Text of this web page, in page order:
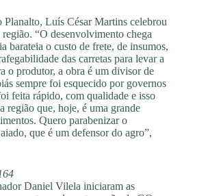
Luís César Martins celebrou
“O desenvolvimento chega
barateia o custo de frete, de insumos,
das carretas para levar a
o produtor, a obra é um divisor de
sempre foi esquecido por governos
feita rápido, com qualidade e isso
região que, hoje, é uma grande
Quero parabenizar o
que é um defensor do agro”,
Daniel Vilela iniciaram as